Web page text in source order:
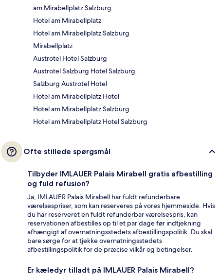
am Mirabellplatz Salzburg
Hotel am Mirabellplatz
Hotel am Mirabellplatz Salzburg
Mirabellplatz
Austrotel Hotel Salzburg
Austrotel Salzburg Hotel Salzburg
Salzburg Austrotel Hotel
Hotel am Mirabellplatz Hotel
Hotel am Mirabellplatz Salzburg
Hotel am Mirabellplatz Hotel Salzburg
Ofte stillede spørgsmål
Tilbyder IMLAUER Palais Mirabell gratis afbestilling
og fuld refusion?
Ja, IMLAUER Palais Mirabell har fuldt refunderbare
værelsespriser, som kan reserveres på vores hjemmeside. Hvis
du har reserveret en fuldt refunderbar værelsespris, kan
reservationen afbestilles op til et par dage før indtjekning
afhængigt af overnatningsstedets afbestillingspolitik. Du skal
bare sørge for at tjekke overnatningsstedets
afbestillingspolitik for de præcise vilkår og betingelser.
Er kæledyr tilladt på IMLAUER Palais Mirabell?